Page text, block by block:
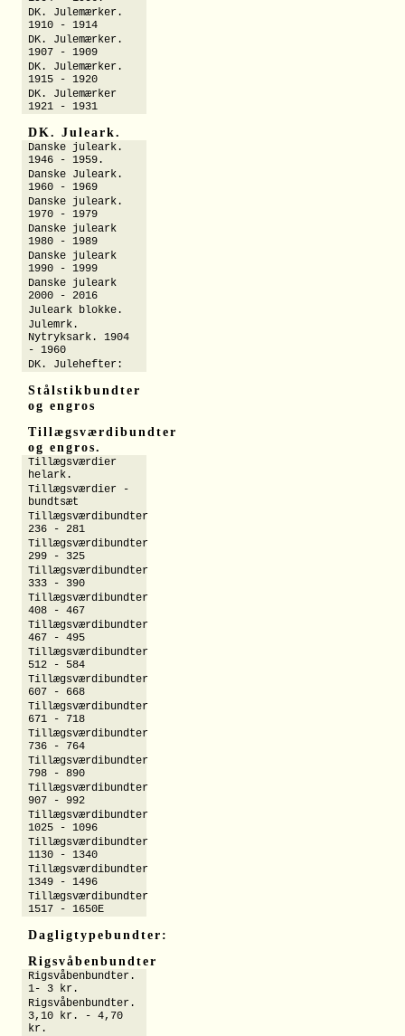
DK. Julemærker.
1910 - 1914
DK. Julemærker.
1907 - 1909
DK. Julemærker.
1915 - 1920
DK. Julemærker
1921 - 1931
DK. Juleark.
Danske juleark.
1946 - 1959.
Danske Juleark.
1960 - 1969
Danske juleark.
1970 - 1979
Danske juleark
1980 - 1989
Danske juleark
1990 - 1999
Danske juleark
2000 - 2016
Juleark blokke.
Julemrk.
Nytryksark. 1904
- 1960
DK. Julehefter:
Stålstikbundter
og engros
Tillægsværdibundter
og engros.
Tillægsværdier
helark.
Tillægsværdier -
bundtsæt
Tillægsværdibundter
236 - 281
Tillægsværdibundter
299 - 325
Tillægsværdibundter
333 - 390
Tillægsværdibundter
408 - 467
Tillægsværdibundter
467 - 495
Tillægsværdibundter
512 - 584
Tillægsværdibundter
607 - 668
Tillægsværdibundter
671 - 718
Tillægsværdibundter
736 - 764
Tillægsværdibundter
798 - 890
Tillægsværdibundter
907 - 992
Tillægsværdibundter
1025 - 1096
Tillægsværdibundter
1130 - 1340
Tillægsværdibundter
1349 - 1496
Tillægsværdibundter
1517 - 1650E
Dagligtypebundter:
Rigsvåbenbundter
Rigsvåbenbundter.
1- 3 kr.
Rigsvåbenbundter.
3,10 kr. - 4,70
kr.